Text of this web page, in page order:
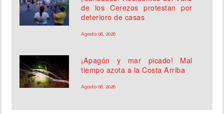
de los Cerezos protestan por
deterioro de casas
Agosto 06, 2026
¡Apagón y mar picado! Mal
tiempo azota a la Costa Arriba
Agosto 06, 2026